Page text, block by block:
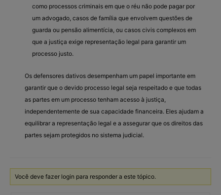
como processos criminais em que o réu não pode pagar por
um advogado, casos de família que envolvem questões de
guarda ou pensão alimentícia, ou casos civis complexos em
que a justiça exige representação legal para garantir um
processo justo.
Os defensores dativos desempenham um papel importante em
garantir que o devido processo legal seja respeitado e que todas
as partes em um processo tenham acesso à justiça,
independentemente de sua capacidade financeira. Eles ajudam a
equilibrar a representação legal e a assegurar que os direitos das
partes sejam protegidos no sistema judicial.
Você deve fazer login para responder a este tópico.